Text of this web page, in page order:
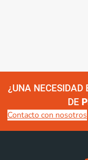
¿UNA NECESIDAD
DE
Contacto con nosotros